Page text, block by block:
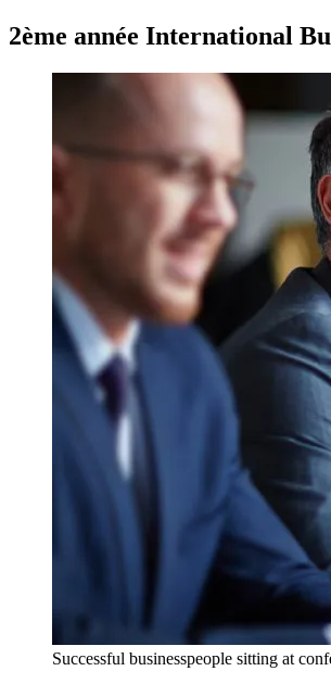
2ème année International
Successful businesspeople sitting at